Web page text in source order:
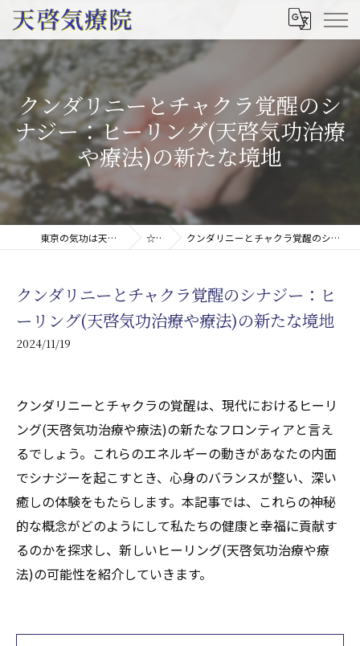
クンダリニーとチャクラ覚醒のシ
ナジー：ヒーリング(天啓気功治療
や療法)の新たな境地
東京の気功は天啓気療院(天啓気功療法治療院) ☆コラム クンダリニーとチャクラ覚醒のシナジー：ヒーリング(天啓気功治療や療法)の新たな境地
クンダリニーとチャクラ覚醒のシナジー：ヒ
ーリング(天啓気功治療や療法)の新たな境地
2024/11/19
クンダリニーとチャクラの覚醒は、現代におけるヒーリ
ング(天啓気功治療や療法)の新たなフロンティアと言え
るでしょう。これらのエネルギーの動きがあなたの内面
でシナジーを起こすとき、心身のバランスが整い、深い
癒しの体験をもたらします。本記事では、これらの神秘
的な概念がどのようにして私たちの健康と幸福に貢献す
るのかを探求し、新しいヒーリング(天啓気功治療や療
法)の可能性を紹介していきます。